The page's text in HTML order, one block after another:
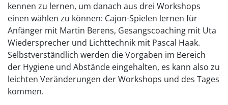
kennen zu lernen, um danach aus drei Workshops
einen wählen zu können: Cajon-Spielen lernen für
Anfänger mit Martin Berens, Gesangscoaching mit Uta
Wiedersprecher und Lichttechnik mit Pascal Haak.
Selbstverständlich werden die Vorgaben im Bereich
der Hygiene und Abstände eingehalten, es kann also zu
leichten Veränderungen der Workshops und des Tages
kommen.